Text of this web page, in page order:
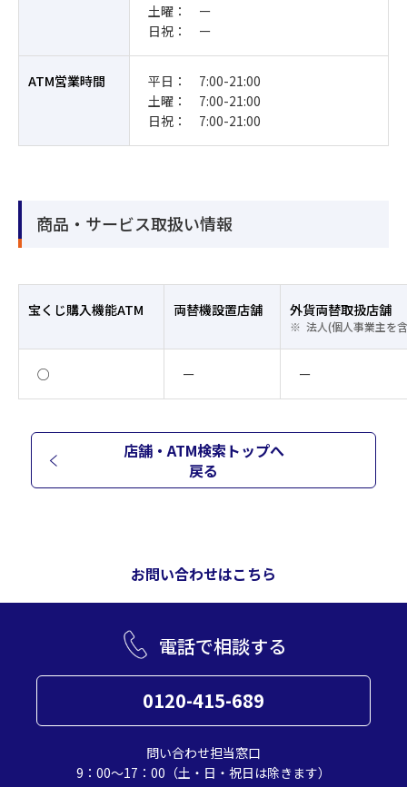
土曜： ー
日祝： ー
ATM営業時間
平日： 7:00-21:00
土曜： 7:00-21:00
日祝： 7:00-21:00
商品・サービス取扱い情報
宝くじ購入機能ATM 両替機設置店舗 外貨両替取扱店舗
法人(個人事業主を
○ ー ー
店舗・ATM検索トップへ
戻る
お問い合わせはこちら
電話で相談する
0120-415-689
問い合わせ担当窓口
9：00～17：00（土・日・祝日は除きます）